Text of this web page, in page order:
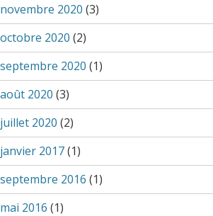
novembre 2020 (3)
octobre 2020 (2)
septembre 2020 (1)
août 2020 (3)
juillet 2020 (2)
janvier 2017(1)
septembre 2016 (1)
mai 2016 (1)